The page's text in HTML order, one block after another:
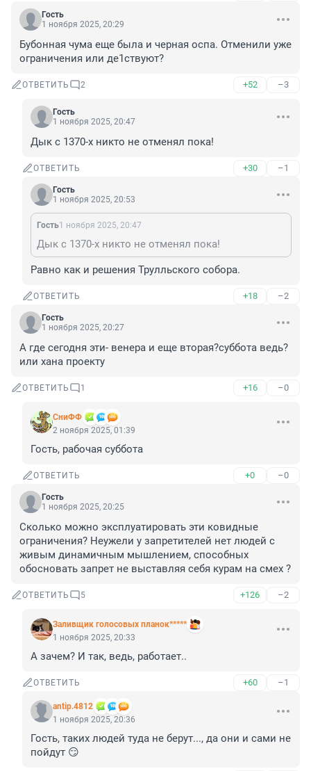
Гость
1 ноября 2025, 20:29
Бубонная чума еще была и черная оспа. Отменили уже
ограничения или де1ствуют?
ОТВЕТИТЬ 2 +52 –3
Гость
1 ноября 2025, 20:47
Дык с 1370-х никто не отменял пока!
ОТВЕТИТЬ +30 –1
Гость
1 ноября 2025, 20:53
Гость1 ноября 2025, 20:47
Дык с 1370-х никто не отменял пока!
Равно как и решения Трулльского собора.
ОТВЕТИТЬ +18 –2
Гость
1 ноября 2025, 20:27
А где сегодня эти- венера и еще вторая?суббота ведь?
или хана проекту
ОТВЕТИТЬ 1 +16 –0
СниФФ
2 ноября 2025, 01:39
Гость, рабочая суббота
ОТВЕТИТЬ +0 –0
Гость
1 ноября 2025, 20:25
Сколько можно эксплуатировать эти ковидные
ограничения? Неужели у запретителей нет людей с
живым динамичным мышлением, способных
обосновать запрет не выставляя себя курам на смех ?
ОТВЕТИТЬ 5 +126 –2
Заливщик голосовых планок*****
1 ноября 2025, 20:33
А зачем? И так, ведь, работает..
ОТВЕТИТЬ +60 –1
antip.4812
1 ноября 2025, 20:36
Гость, таких людей туда не берут..., да они и сами не
пойдут 😏